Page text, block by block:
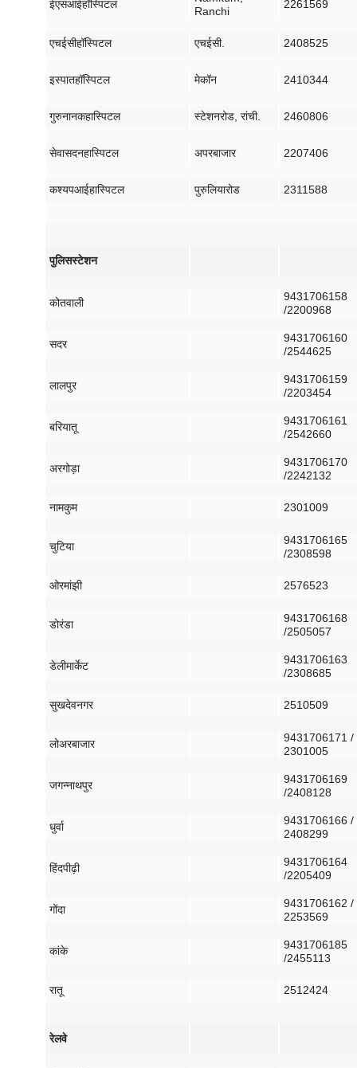
ईएसआईहॉस्पिटल
Ranchi
2261569
एचईसीहॉस्पिटल एचईसी. 2408525
इस्पातहॉस्पिटल मेकॉन 2410344
गुरुनानकहास्पिटल स्टेशनरोड रांची. 2460806
सेवासदनहास्पिटल अपरबाजार 2207406
कश्यपआईहास्पिटल पुरुलियारोड 2311588
पुलिसस्टेशन
कोतवाली
9431706158
/2200968
सदर
9431706160
/2544625
लालपुर
9431706159
/2203454
बरियातू
9431706161
/2542660
अरगोड़ा
9431706170
/2242132
नामकुम 2301009
चुटिया
9431706165
/2308598
ओरमांझी 2576523
डोरंडा
9431706168
/2505057
डेलीमार्केट
9431706163
/2308685
सुखदेवनगर 2510509
लोअरबाजार
9431706171 /
2301005
जगन्नाथपुर
9431706169
/2408128
धुर्वा
9431706166 /
2408299
हिंदपीढ़ी
9431706164
/2205409
गोंदा
9431706162 /
2253569
कांके
9431706185
/2455113
रातू 2512424
रेलवे